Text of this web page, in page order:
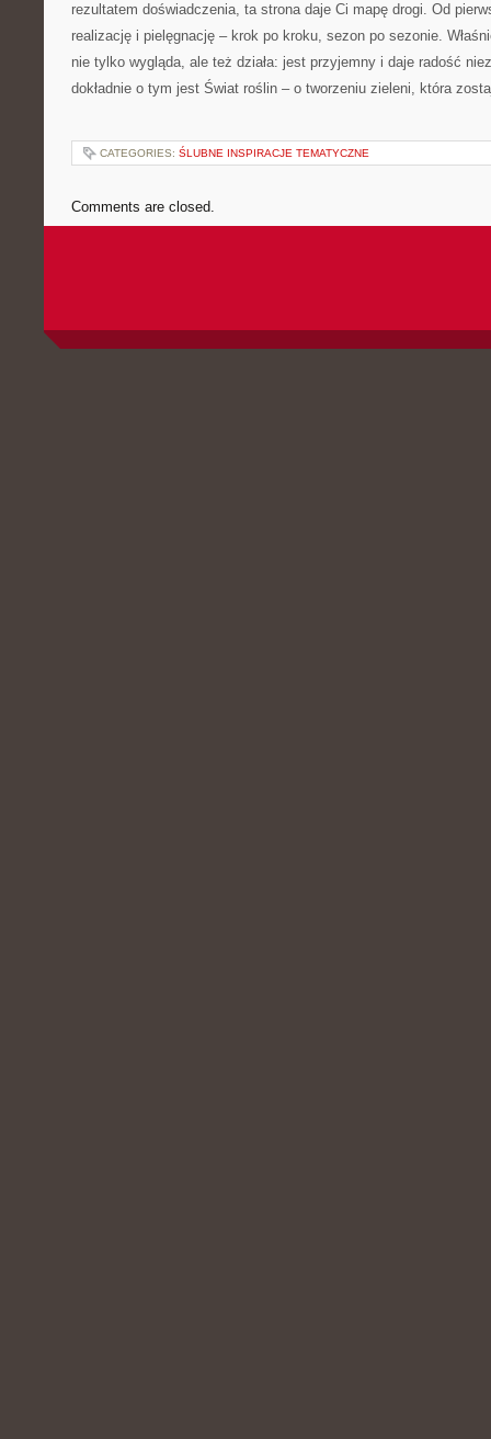
rezultatem doświadczenia, ta strona daje Ci mapę drogi. Od
realizację i pielęgnację – krok po kroku, sezon po sezonie.
nie tylko wygląda, ale też działa: jest przyjemny i daje radość
dokładnie o tym jest Świat roślin – o tworzeniu zieleni, która
CATEGORIES: ŚLUBNE INSPIRACJE TEMATYCZNE
Comments are closed.